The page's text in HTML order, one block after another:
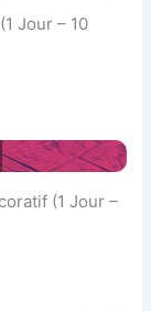
Jour – 10
(1 Jour –